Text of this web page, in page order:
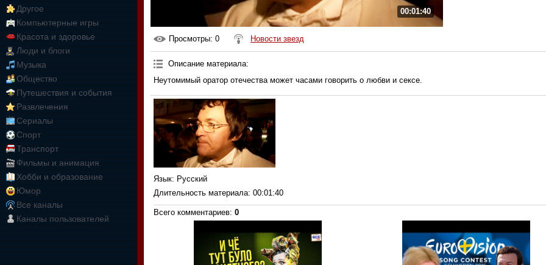
Другое
Компьютерные игры
Красота и здоровье
Люди и блоги
Музыка
Общество
Путешествия и события
Развлечения
Сериалы
Спорт
Транспорт
Фильмы и анимация
Хобби и образование
Юмор
Все каналы
Каналы пользователей
00:01:40
Просмотры: 0 Новости звезд
Описание материала:
Неутомимый оратор отечества может часами говорить о любви и сексе.
Язык: Русский
Длительность материала: 00:01:40
Всего комментариев: 0